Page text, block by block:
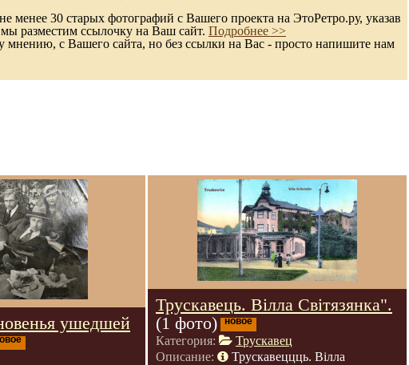
менее 30 старых фотографий с Вашего проекта на ЭтоРетро.ру, указав
разместим ссылочку на Ваш сайт. Подробнее >>
с Вашего сайта, но без ссылки на Вас - просто напишите нам
ушедшей
Трускавець. Вілла Світязянка".
(1 фото)
новое
Категория:
Трускавец
Описание:
Трускавеццць. Вілла